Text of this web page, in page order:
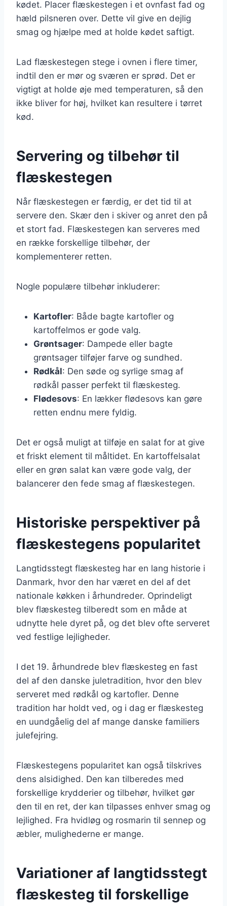
kødet. Placer flæskestegen i et ovnfast fad og
hæld pilsneren over. Dette vil give en dejlig
smag og hjælpe med at holde kødet saftigt.
Lad flæskestegen stege i ovnen i flere timer,
indtil den er mør og sværen er sprød. Det er
vigtigt at holde øje med temperaturen, så den
ikke bliver for høj, hvilket kan resultere i tørret
kød.
Servering og tilbehør til
flæskestegen
Når flæskestegen er færdig, er det tid til at
servere den. Skær den i skiver og anret den på
et stort fad. Flæskestegen kan serveres med
en række forskellige tilbehør, der
komplementerer retten.
Nogle populære tilbehør inkluderer:
Kartofler: Både bagte kartofler og
kartoffelmos er gode valg.
Grøntsager: Dampede eller bagte
grøntsager tilføjer farve og sundhed.
Rødkål: Den søde og syrlige smag af
rødkål passer perfekt til flæskesteg.
Flødesovs: En lækker flødesovs kan gøre
retten endnu mere fyldig.
Det er også muligt at tilføje en salat for at give
et friskt element til måltidet. En kartoffelsalat
eller en grøn salat kan være gode valg, der
balancerer den fede smag af flæskestegen.
Historiske perspektiver på
flæskestegens popularitet
Langtidsstegt flæskesteg har en lang historie i
Danmark, hvor den har været en del af det
nationale køkken i århundreder. Oprindeligt
blev flæskesteg tilberedt som en måde at
udnytte hele dyret på, og det blev ofte serveret
ved festlige lejligheder.
I det 19. århundrede blev flæskesteg en fast
del af den danske juletradition, hvor den blev
serveret med rødkål og kartofler. Denne
tradition har holdt ved, og i dag er flæskesteg
en uundgåelig del af mange danske familiers
julefejring.
Flæskestegens popularitet kan også tilskrives
dens alsidighed. Den kan tilberedes med
forskellige krydderier og tilbehør, hvilket gør
den til en ret, der kan tilpasses enhver smag og
lejlighed. Fra hvidløg og rosmarin til sennep og
æbler, mulighederne er mange.
Variationer af langtidsstegt
flæskesteg til forskellige